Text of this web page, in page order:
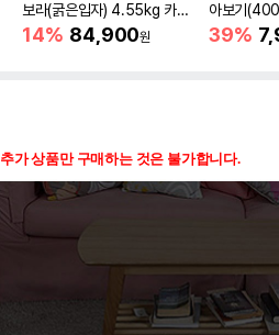
보라(굵은입자) 4.55kg 카사
바모래
14% 84,900원
아보기
39%
추가 상품만 구매하는 것은 불가합니다.